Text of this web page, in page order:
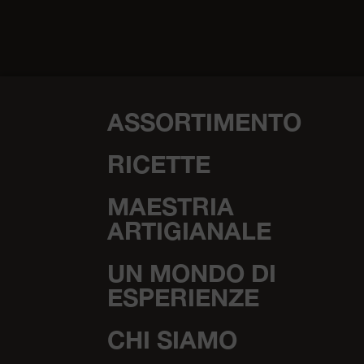
ASSORTIMENTO
RICETTE
MAESTRIA
ARTIGIANALE
UN MONDO DI
ESPERIENZE
CHI SIAMO